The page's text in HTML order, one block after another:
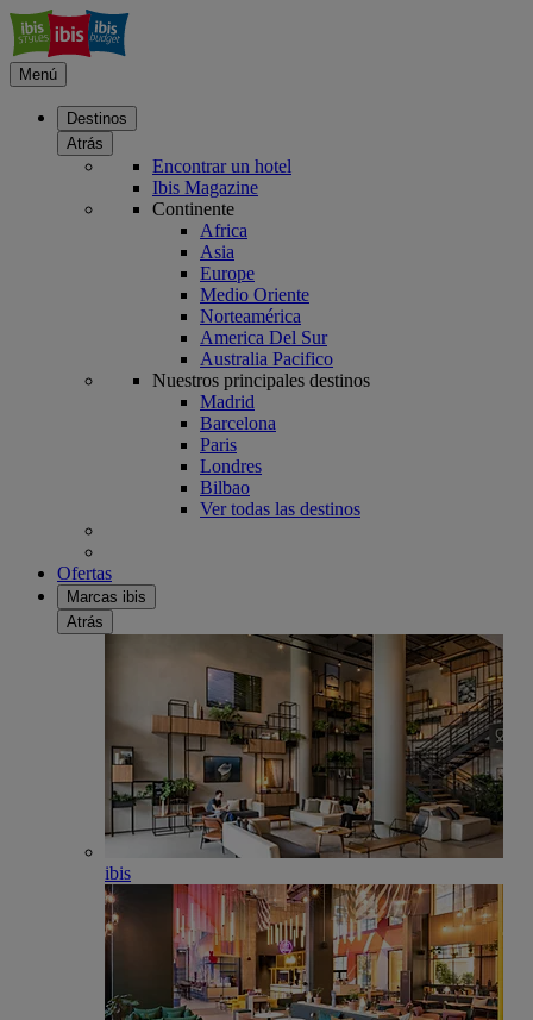
Menú
Destinos
Atrás
Encontrar un hotel
Ibis Magazine
Continente
Africa
Asia
Europe
Medio Oriente
Norteamérica
America Del Sur
Australia Pacifico
Nuestros principales destinos
Madrid
Barcelona
Paris
Londres
Bilbao
Ver todas las destinos
Ofertas
Marcas ibis
Atrás
ibis